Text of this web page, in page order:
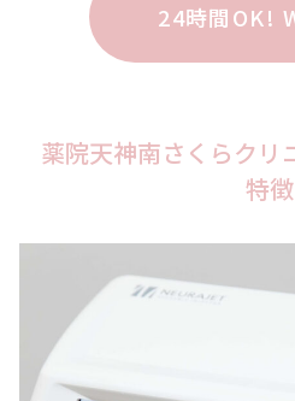
24時間OK!
薬院天神南さくらクリ
特徴